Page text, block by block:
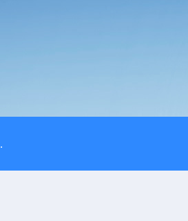
SCK-H玻璃瓶耐热冲击检测仪 赛成仪器